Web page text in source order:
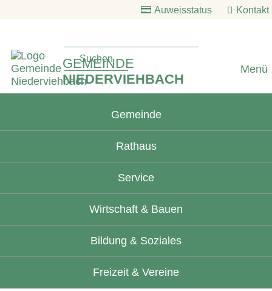
Menü
Auweisstatus Kontakt
GEMEINDE
NIEDERVIEHBACH
Gemeinde
Rathaus
Service
Wirtschaft & Bauen
Bildung & Soziales
Freizeit & Vereine